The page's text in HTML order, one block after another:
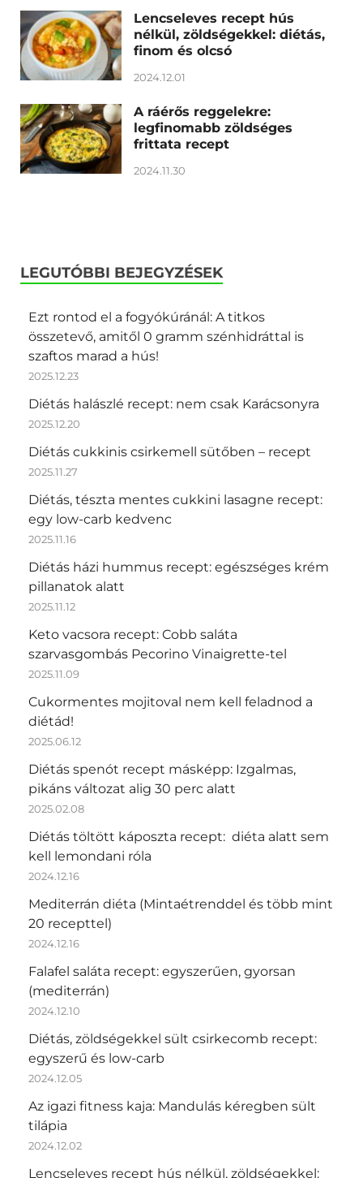
Lencseleves recept hús
nélkül, zöldségekkel: diétás,
finom és olcsó
2024.12.01
A ráérős reggelekre:
legfinomabb zöldséges
frittata recept
2024.11.30
LEGUTÓBBI BEJEGYZÉSEK
Ezt rontod el a fogyókúránál: A titkos
összetevő, amitől 0 gramm szénhidráttal is
szaftos marad a hús!
2025.12.23
Diétás halászlé recept: nem csak Karácsonyra
2025.12.20
Diétás cukkinis csirkemell sütőben – recept
2025.11.27
Diétás, tészta mentes cukkini lasagne recept:
egy low-carb kedvenc
2025.11.16
Diétás házi hummus recept: egészséges krém
pillanatok alatt
2025.11.12
Keto vacsora recept: Cobb saláta
szarvasgombás Pecorino Vinaigrette-tel
2025.11.09
Cukormentes mojitoval nem kell feladnod a
diétád!
2025.06.12
Diétás spenót recept másképp: Izgalmas,
pikáns változat alig 30 perc alatt
2025.02.08
Diétás töltött káposzta recept: diéta alatt sem
kell lemondani róla
2024.12.16
Mediterrán diéta (Mintaétrenddel és több mint
20 recepttel)
2024.12.16
Falafel saláta recept: egyszerűen, gyorsan
(mediterrán)
2024.12.10
Diétás, zöldségekkel sült csirkecomb recept:
egyszerű és low-carb
2024.12.05
Az igazi fitness kaja: Mandulás kéregben sült
tilápia
2024.12.02
Lencseleves recept hús nélkül, zöldségekkel: